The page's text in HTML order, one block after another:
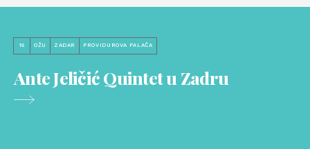
16 OŽU ZADAR PROVIDUROVA PALAČA
Ante Jeličić Quintet u Zadru